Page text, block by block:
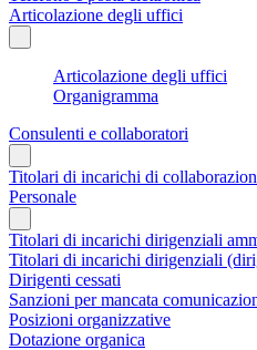
Articolazione degli uffici
Articolazione degli uffici
Organigramma
Consulenti e collaboratori
Titolari di incarichi di
Personale
Titolari di incarichi dirigenziali
Titolari di incarichi dirigenziali
Dirigenti cessati
Sanzioni per mancata
Posizioni organizzative
Dotazione organica